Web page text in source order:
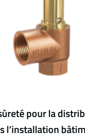
pour la
l‘installation